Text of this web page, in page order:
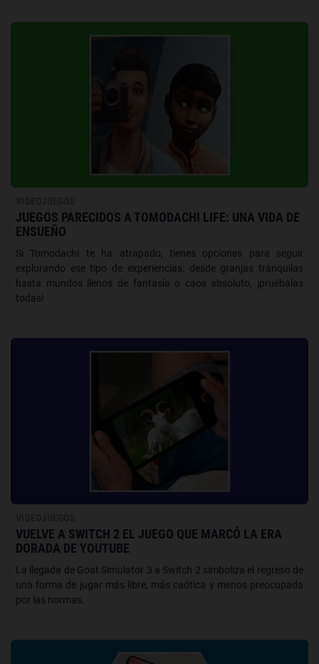
JUEGOS PARECIDOS A TOMODACHI LIFE: UNA VIDA DE
ENSUEÑO
Si Tomodachi te ha atrapado, tienes opciones para seguir
explorando ese tipo de experiencias: desde granjas tranquilas
hasta mundos llenos de fantasía o caos absoluto, ¡pruébalas
todas!
VUELVE A SWITCH 2 EL JUEGO QUE MARCÓ LA ERA
DORADA DE YOUTUBE
La llegada de Goat Simulator 3 a Switch 2 simboliza el regreso de
una forma de jugar más libre, más caótica y menos preocupada
por las normas.